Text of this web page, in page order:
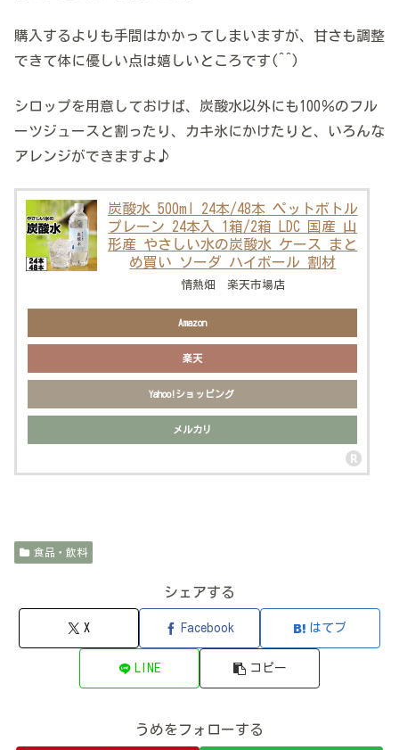
購入するよりも手間はかかってしまいますが、甘さも調整
できて体に優しい点は嬉しいところです(^^)
シロップを用意しておけば、炭酸水以外にも100％のフル
ーツジュースと割ったり、カキ氷にかけたりと、いろんな
アレンジができますよ♪
炭酸水 500ml 24本/48本 ペットボトル
プレーン 24本入 1箱/2箱 LDC 国産 山
形産 やさしい水の炭酸水 ケース まと
め買い ソーダ ハイボール 割材
情熱畑 楽天市場店
Amazon
楽天
Yahoo!ショッピング
メルカリ
食品・飲料
シェアする
X Facebook はてブ
LINE コピー
うめをフォローする